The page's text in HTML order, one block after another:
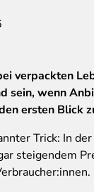
verpackten
sein, wenn
ersten Blick
Trick: In
steigendem